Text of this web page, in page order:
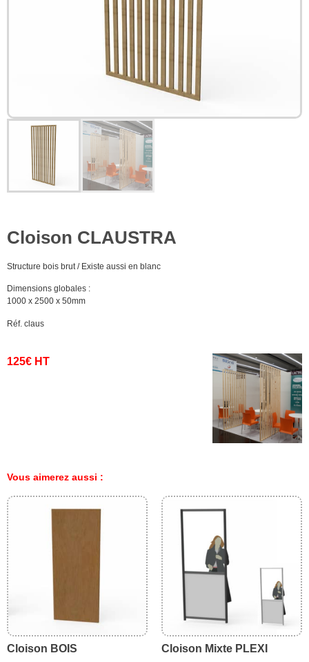
Cloison CLAUSTRA
Structure bois brut / Existe aussi en blanc
Dimensions globales :
1000 x 2500 x 50mm
Réf. claus
125€ HT
Vous aimerez aussi :
Cloison BOIS
Cloison Mixte PLEXI